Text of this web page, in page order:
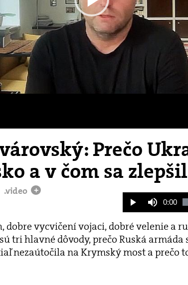
Play
Video
Prečo
a v čom sa
.video +
Play MuteCurrent
0:00
dobre vycvičení vojaci, dobré velenie a
tri hlavné dôvody, prečo Ruská
nezaútočila na Krymský most a prečo